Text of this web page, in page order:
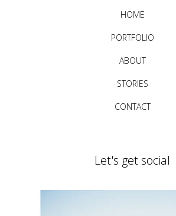
HOME
PORTFOLIO
ABOUT
STORIES
CONTACT
Let's get social